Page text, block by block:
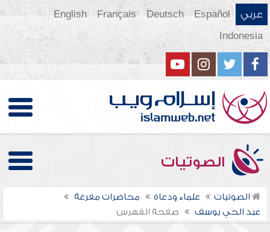
عربي Español
Deutsch
Français
English
Indonesia
الصوتيات
الصوتيات علماء ودعاة
محاضرات مفرغة
عبد الحي يوسف
صفحة الفهرس